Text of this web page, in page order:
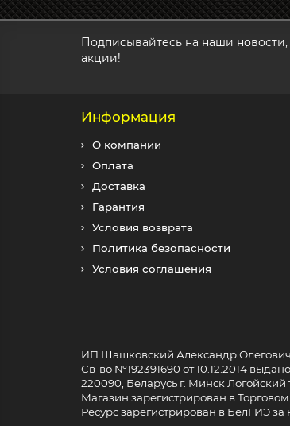
Подписывайтесь на наши новости,
акции!
Информация
О компании
Оплата
Доставка
Гарантия
Условия возврата
Политика безопасности
Условия соглашения
ИП Шашковский Александр Олегович
Св-во №192391690 от 10.12.2014
220090, Беларусь г. Минск Логойский
Магазин зарегистрирован в
Ресурс зарегистрирован в БелГИЭ за